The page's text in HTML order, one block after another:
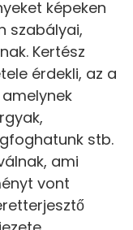
képeken
szabályai,
Kertész
érdekli, az a
stb.
ami
vont